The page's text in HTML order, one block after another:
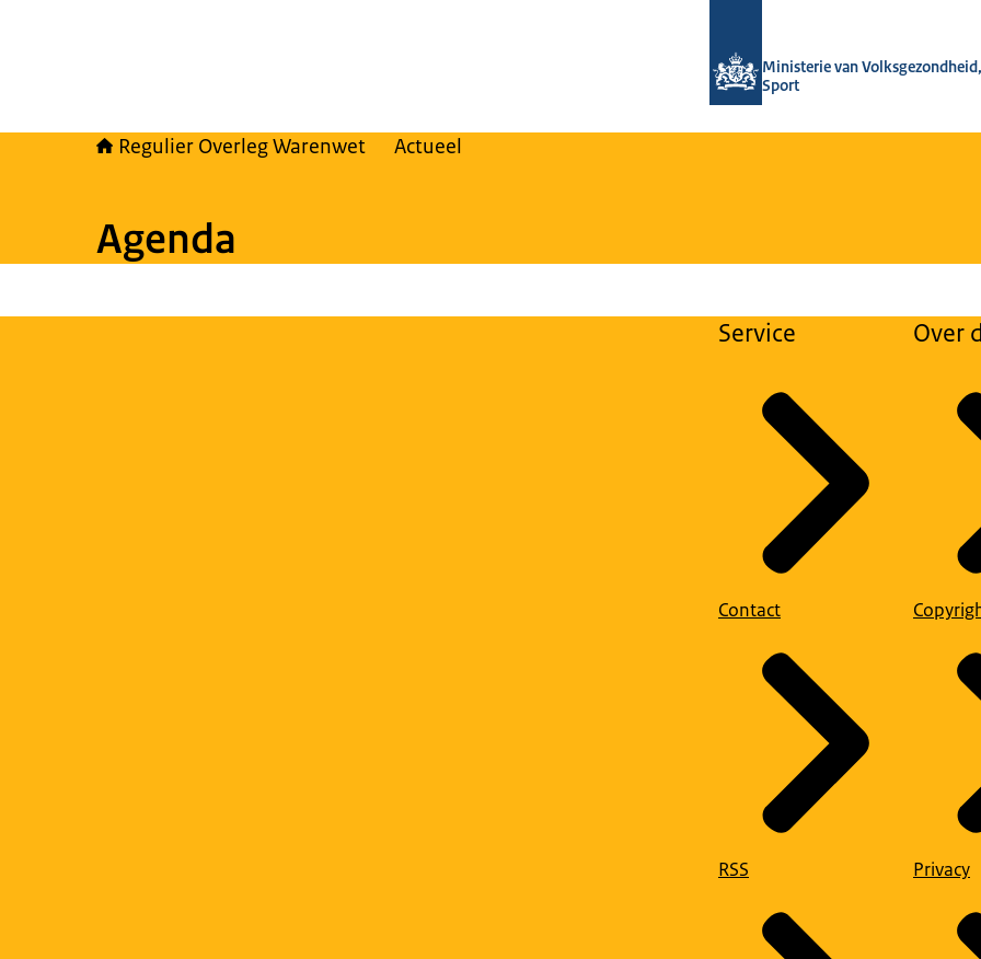
Ministerie van
Sport
Regulier Overleg Warenwet Actueel
Agenda
Service
Contact
RSS
Over
Privacy